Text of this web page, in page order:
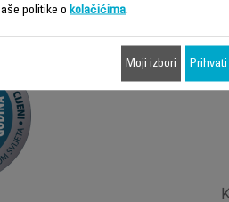
politike o kolačićima.
Moji izbori